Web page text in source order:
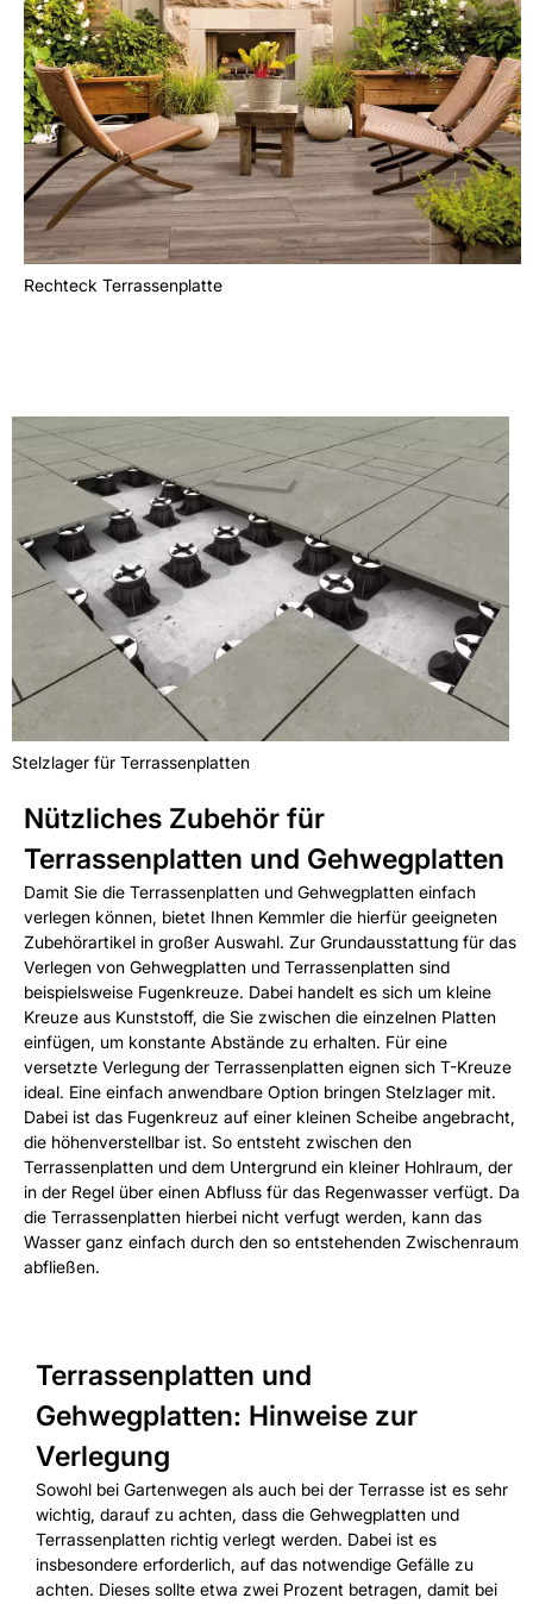
Rechteck Terrassenplatte
Stelzlager für Terrassenplatten
Nützliches Zubehör für
Terrassenplatten und Gehwegplatten
Damit Sie die Terrassenplatten und Gehwegplatten einfach
verlegen können, bietet Ihnen Kemmler die hierfür geeigneten
Zubehörartikel in großer Auswahl. Zur Grundausstattung für das
Verlegen von Gehwegplatten und Terrassenplatten sind
beispielsweise Fugenkreuze. Dabei handelt es sich um kleine
Kreuze aus Kunststoff, die Sie zwischen die einzelnen Platten
einfügen, um konstante Abstände zu erhalten. Für eine
versetzte Verlegung der Terrassenplatten eignen sich T-Kreuze
ideal. Eine einfach anwendbare Option bringen Stelzlager mit.
Dabei ist das Fugenkreuz auf einer kleinen Scheibe angebracht,
die höhenverstellbar ist. So entsteht zwischen den
Terrassenplatten und dem Untergrund ein kleiner Hohlraum, der
in der Regel über einen Abfluss für das Regenwasser verfügt. Da
die Terrassenplatten hierbei nicht verfugt werden, kann das
Wasser ganz einfach durch den so entstehenden Zwischenraum
abfließen.
Terrassenplatten und
Gehwegplatten: Hinweise zur
Verlegung
Sowohl bei Gartenwegen als auch bei der Terrasse ist es sehr
wichtig, darauf zu achten, dass die Gehwegplatten und
Terrassenplatten richtig verlegt werden. Dabei ist es
insbesondere erforderlich, auf das notwendige Gefälle zu
achten. Dieses sollte etwa zwei Prozent betragen, damit bei